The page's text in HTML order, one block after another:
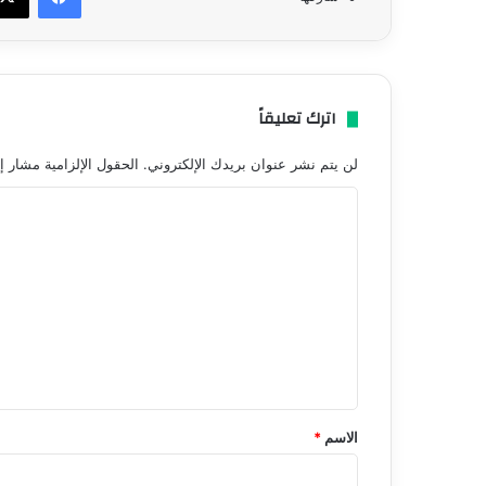
اترك تعليقاً
لن يتم نشر عنوان بريدك الإلكتروني. الحقول الإلزامية مشار
*
الاسم *